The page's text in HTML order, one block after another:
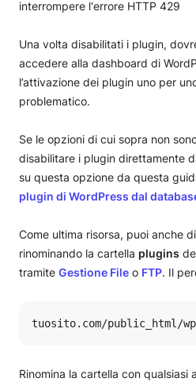
Una volta disabilitati i plugin,
accedere alla dashboard di
l’attivazione dei plugin uno per
problematico.
Se le opzioni di cui sopra non
disabilitare i plugin direttamente
su questa opzione da questa
plugin di WordPress dal
Come ultima risorsa, puoi anche
rinominando la cartella plugins
tramite Gestione File o FTP. Il
tuosito.com/public_html/
Rinomina la cartella con qualsiasi